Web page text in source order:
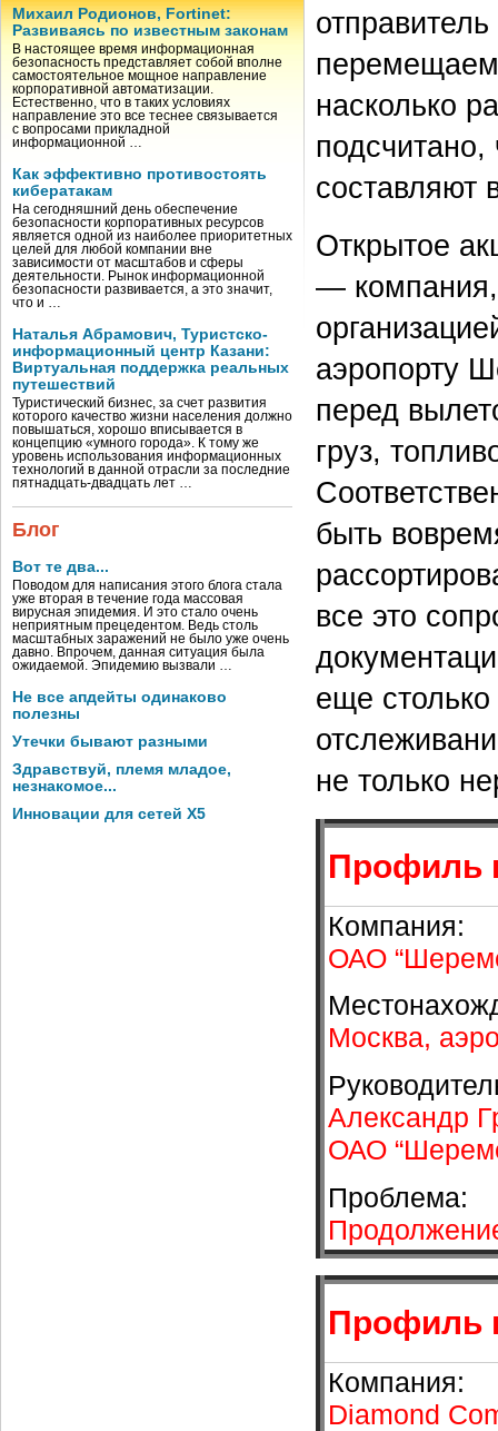
Михаил Родионов, Fortinet:
Развиваясь по известным законам
В настоящее время информационная
безопасность представляет собой вполне
самостоятельное мощное направление
корпоративной автоматизации.
Естественно, что в таких условиях
направление это все теснее связывается
с вопросами прикладной
информационной …
Как эффективно противостоять
кибератакам
На сегодняшний день обеспечение
безопасности корпоративных ресурсов
является одной из наиболее приоритетных
целей для любой компании вне
зависимости от масштабов и сферы
деятельности. Рынок информационной
безопасности развивается, а это значит,
что и …
Наталья Абрамович, Туристско-
информационный центр Казани:
Виртуальная поддержка реальных
путешествий
Туристический бизнес, за счет развития
которого качество жизни населения должно
повышаться, хорошо вписывается в
концепцию «умного города». К тому же
уровень использования информационных
технологий в данной отрасли за последние
пятнадцать-двадцать лет …
Блог
Вот те два...
Поводом для написания этого блога стала
уже вторая в течение года массовая
вирусная эпидемия. И это стало очень
неприятным прецедентом. Ведь столь
масштабных заражений не было уже очень
давно. Впрочем, данная ситуация была
ожидаемой. Эпидемию вызвали …
Не все апдейты одинаково
полезны
Утечки бывают разными
Здравствуй, племя младое,
незнакомое...
Инновации для сетей X5
насколько
составляют
Открытое
— компания,
аэропорту
перед
груз,
быть
все это
еще
не только
Профиль
Компания:
ОАО
Москва,
Александр
ОАО
Проблема:
Профиль
Компания:
Diamond